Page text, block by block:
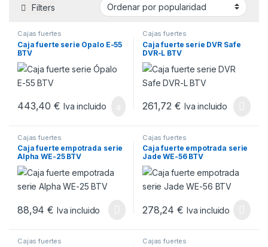
Filters
Cajas fuertes
Caja fuerte serie Ópalo E-55
BTV
443,40€ Iva incluido
Cajas fuertes
Caja fuerte serie DVR Safe
DVR-L BTV
261,72€ Iva incluido
Cajas fuertes
Caja fuerte empotrada serie
Alpha WE-25 BTV
88,94€ Iva incluido
Cajas fuertes
Caja fuerte empotrada serie
Jade WE-56 BTV
278,24€ Iva incluido
Cajas fuertes Cajas fuertes